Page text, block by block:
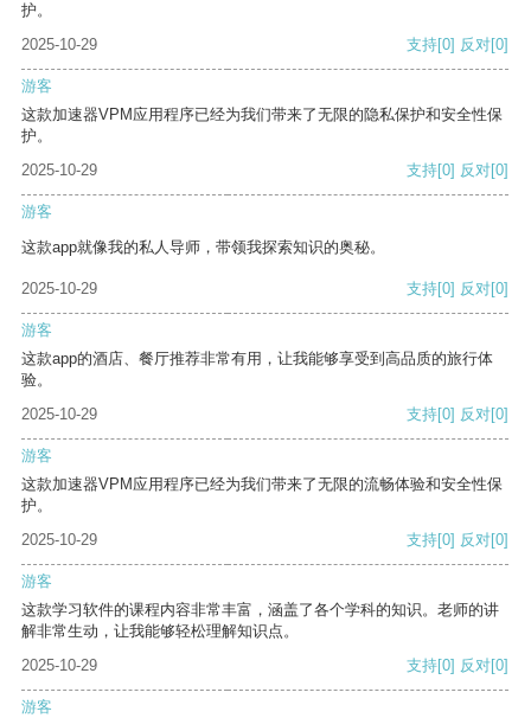
护。
2025-10-29
支持[0] 反对[0]
游客
这款加速器VPM应用程序已经为我们带来了无限的隐私保护和安全性保
护。
2025-10-29
支持[0] 反对[0]
游客
这款app就像我的私人导师，带领我探索知识的奥秘。
2025-10-29 支持[0] 反对[0]
游客
这款app的酒店、餐厅推荐非常有用，让我能够享受到高品质的旅行体
验。
2025-10-29
支持[0] 反对[0]
游客
这款加速器VPM应用程序已经为我们带来了无限的流畅体验和安全性保
护。
2025-10-29
支持[0] 反对[0]
游客
这款学习软件的课程内容非常丰富，涵盖了各个学科的知识。老师的讲
解非常生动，让我能够轻松理解知识点。
2025-10-29
支持[0] 反对[0]
游客